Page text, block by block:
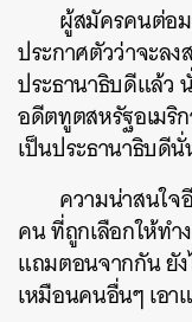
ผู้สมัครคนต่อ
ประกาศตัวว่าจะล
ประธานาธิบดีแล้ว
อดีตทูตสหรัฐอเมริ
เป็นประธานาธิบดีนั่
ความน่าสนใจ
คน ที่ถูกเลือกให้ทำ
แถมตอนจากกัน ยั
เหมือนคนอื่นๆ เอ